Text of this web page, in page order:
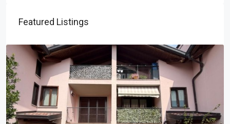
Featured Listings